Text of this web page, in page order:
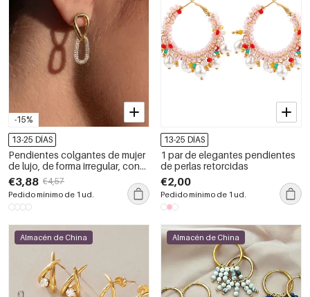
-15%
13-25 DÍAS
Pendientes colgantes de mujer
de lujo, de forma irregular, con
diseño patchwork, de acero
inoxidable, resistentes al agua y
color dorado, con circonitas.
€3,88 €4,57
Pedido mínimo de 1 ud.
13-25 DÍAS
1 par de elegantes pendientes
de perlas retorcidas
€2,00
Pedido mínimo de 1 ud.
Almacén de China Almacén de China